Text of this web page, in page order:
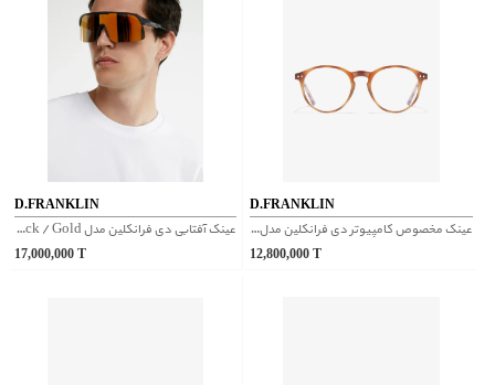
D.FRANKLIN
عینک آفتابی دی فرانکلین مدل D.franklin Wind Fifty Black / Gold
17,000,000T
D.FRANKLIN
عینک مخصوص کامپیوتر دی فرانکلین مدل D.franklin Ultra Light Max Block
12,800,000 T